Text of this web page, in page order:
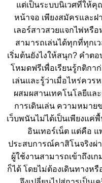
แต่เป็นระบบนิเวศที่ให้
หน้าจอ เพียงสมัครและ
เลอร์สาวสวยแจกไพ่หรื
สามารถเล่นได้ทุกที่ทุกเ
เริ่มต้นยังไงให้สนุก? คำต
โหมดฟรีเพื่อเรียนรู้กติกา
เล่นและรู้ว่าเมื่อไหร่คว
ผสมผสานเทคโนโลยีแล
การเดินเล่น ความหมา
เว็บพนันไม่ได้เป็นเพียงแค่
อินเทอร์เน็ต แต่คือ
ประสบการณ์คาสิโนจริงผ่
ผู้ใช้งานสามารถเข้าถึงเ
ก็ได้ โดยไม่ต้องเดินทางห